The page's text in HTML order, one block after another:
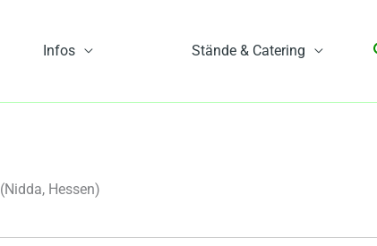
Infos Stände & Catering
(Nidda, Hessen)